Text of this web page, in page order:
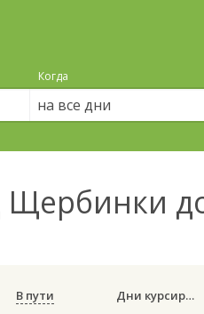
Когда
на все дни
В пути Дни курсирования